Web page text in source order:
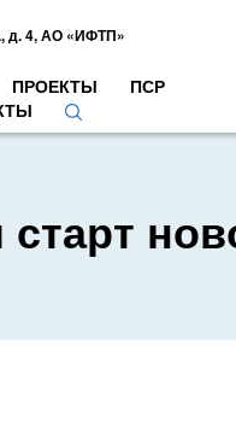
д. 4,АО «ИФТП»
ПРОЕКТЫ
ПСР